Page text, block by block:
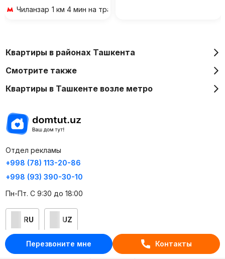
Перезвоните мне Контакты
Чиланзар 1 км 4 мин на транспорте
Квартиры в районах Ташкента
Смотрите также
Квартиры в Ташкенте возле метро
Отдел рекламы
+998 (78) 113-20-86
+998 (93) 390-30-10
Пн-Пт. С 9:30 до 18:00
RU UZ
Контакты